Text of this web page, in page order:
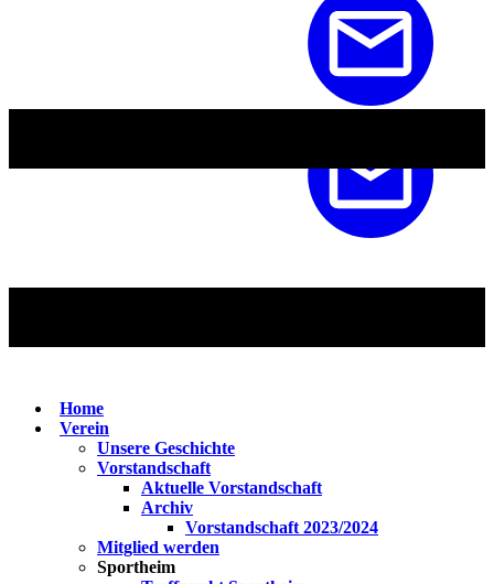
Home
Verein
Unsere Geschichte
Vorstandschaft
Aktuelle Vorstandschaft
Archiv
Vorstandschaft 2023/2024
Mitglied werden
Sportheim